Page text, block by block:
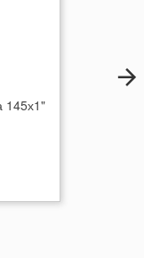
145х1"